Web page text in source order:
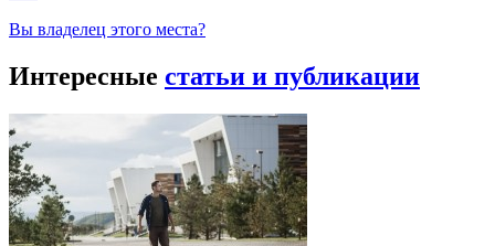
Вы владелец этого места?
Интересные статьи и публикации